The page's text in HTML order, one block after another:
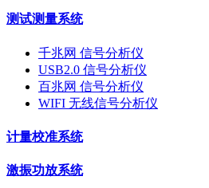
测试测量系统
千兆网 信号分析仪
USB2.0 信号分析仪
百兆网 信号分析仪
WIFI 无线信号分析仪
计量校准系统
激振功放系统